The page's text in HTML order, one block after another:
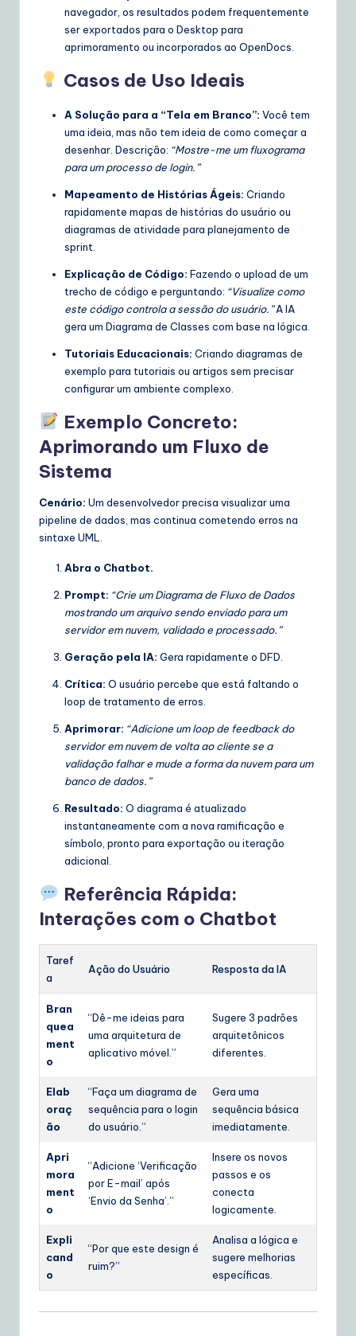
navegador, os resultados podem frequentemente
ser exportados para o Desktop para
aprimoramento ou incorporados ao OpenDocs.
Casos de Uso Ideais
A Solução para a “Tela em Branco”: Você tem
uma ideia, mas não tem ideia de como começar a
desenhar. Descrição: “Mostre-me um fluxograma
para um processo de login.”
Mapeamento de Histórias Ágeis: Criando
rapidamente mapas de histórias do usuário ou
diagramas de atividade para planejamento de
sprint.
Explicação de Código: Fazendo o upload de um
trecho de código e perguntando: “Visualize como
este código controla a sessão do usuário.”A IA
gera um Diagrama de Classes com base na lógica.
Tutoriais Educacionais: Criando diagramas de
exemplo para tutoriais ou artigos sem precisar
configurar um ambiente complexo.
Exemplo Concreto:
Aprimorando um Fluxo de
Sistema
Cenário: Um desenvolvedor precisa visualizar uma
pipeline de dados, mas continua cometendo erros na
sintaxe UML.
Abra o Chatbot.
Prompt: “Crie um Diagrama de Fluxo de Dados
mostrando um arquivo sendo enviado para um
servidor em nuvem, validado e processado.”
Geração pela IA: Gera rapidamente o DFD.
Crítica: O usuário percebe que está faltando o
loop de tratamento de erros.
Aprimorar: “Adicione um loop de feedback do
servidor em nuvem de volta ao cliente se a
validação falhar e mude a forma da nuvem para um
banco de dados.”
Resultado: O diagrama é atualizado
instantaneamente com a nova ramificação e
símbolo, pronto para exportação ou iteração
adicional.
Referência Rápida:
Interações com o Chatbot
Taref
a
Ação do Usuário Resposta da IA
Bran
quea
ment
o
“Dê-me ideias para
uma arquitetura de
aplicativo móvel.”
Sugere 3 padrões
arquitetônicos
diferentes.
Elab
oraç
ão
“Faça um diagrama de
sequência para o login
do usuário.”
Gera uma
sequência básica
imediatamente.
Apri
mora
ment
o
“Adicione ‘Verificação
por E-mail’ após
‘Envio da Senha’.”
Insere os novos
passos e os
conecta
logicamente.
Expli
cand
o
“Por que este design é
ruim?”
Analisa a lógica e
sugere melhorias
específicas.